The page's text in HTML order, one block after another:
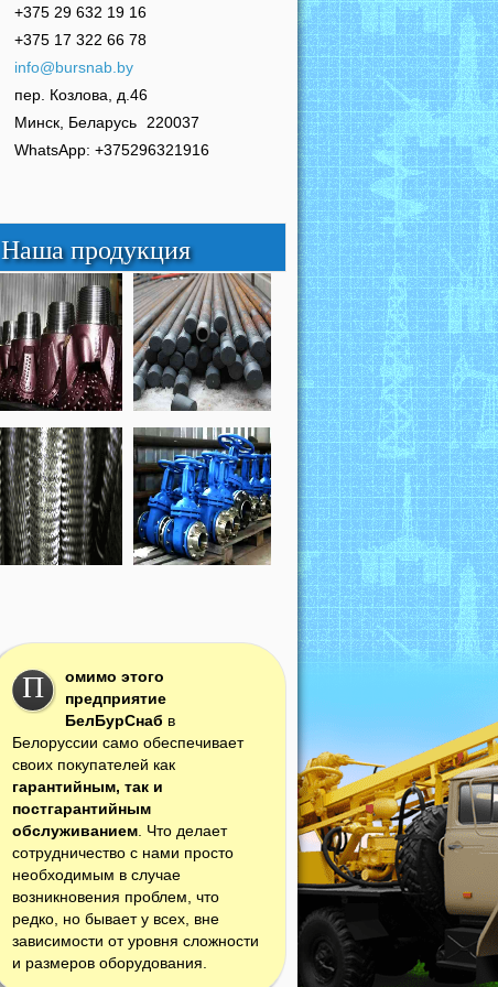
+375 29 632 19 16
+375 17 322 66 78
info@bursnab.by
пер. Козлова, д.46
Минск, Беларусь 220037
WhatsApp: +375296321916
Наша продукция
П
омимо этого
предприятие
БелБурСнаб в
Белоруссии само обеспечивает
своих покупателей как
гарантийным, так и
постгарантийным
обслуживанием. Что делает
сотрудничество с нами просто
необходимым в случае
возникновения проблем, что
редко, но бывает у всех, вне
зависимости от уровня сложности
и размеров оборудования.